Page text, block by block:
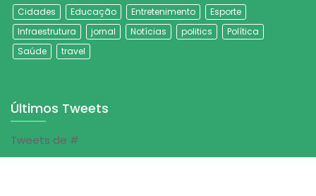
Cidades Educação Entretenimento
Esporte
Infraestrutura
jornal Notícias politics
Política
Saúde
travel
Últimos Tweets
Tweets de #